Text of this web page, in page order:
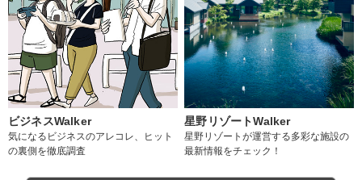
ビジネスWalker
気になるビジネスのアレコレ、ヒット
の裏側を徹底調査
星野リゾートWalker
星野リゾートが運営する多彩な施設の
最新情報をチェック！